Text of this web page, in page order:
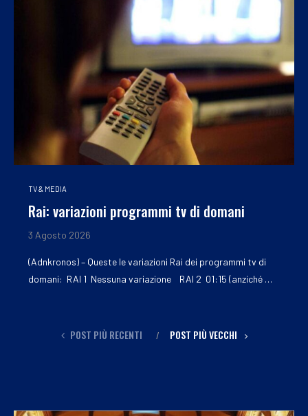
TV & MEDIA
Rai: variazioni programmi tv di domani
3 Agosto 2026
(Adnkronos) – Queste le variazioni Rai dei programmi tv di
domani: RAI 1 Nessuna variazione RAI 2 01:15 (anziché …
POST PIÙ RECENTI POST PIÙ VECCHI